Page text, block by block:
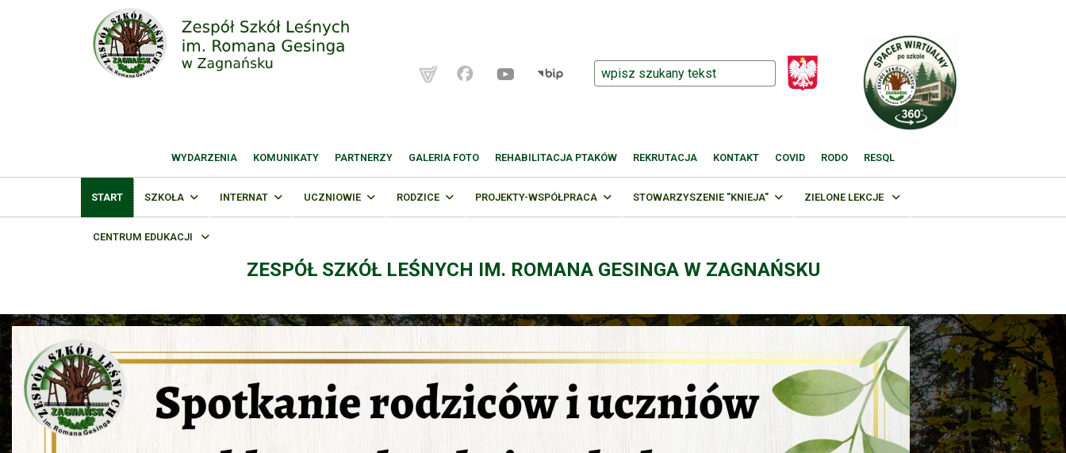
WYDARZENIA KOMUNIKATY PARTNERZY GALERIA FOTO REHABILITACJA PTAKÓW REKRUTACJA KONTAKT COVID RODO RESQL
START SZKOŁA INTERNAT UCZNIOWIE RODZICE PROJEKTY-WSPÓŁPRACA STOWARZYSZENIE "KNIEJA" ZIELONE LEKCJE
CENTRUM EDUKACJI
ZESPÓŁ SZKÓŁ LEŚNYCH IM. ROMANA GESINGA W ZAGNAŃSKU